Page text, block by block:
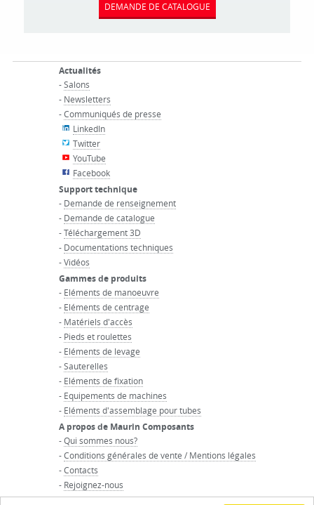
DEMANDE DE CATALOGUE
Actualités
-Salons
- Newsletters
-Communiqués de presse
LinkedIn
Twitter
YouTube
Facebook
Support technique
- Demande de renseignement
- Demande de catalogue
-Téléchargement 3D
- Documentations techniques
-Vidéos
Gammes de produits
- Eléments de manoeuvre
- Eléments de centrage
- Matériels d'accès
- Pieds et roulettes
- Eléments de levage
-Sauterelles
- Eléments de fixation
- Equipements de machines
- Eléments d'assemblage pour tubes
A propos de Maurin Composants
-Qui sommes nous?
-Conditions générales de vente / Mentions légales
-Contacts
- Rejoignez-nous
-Accueil du groupe Maurin